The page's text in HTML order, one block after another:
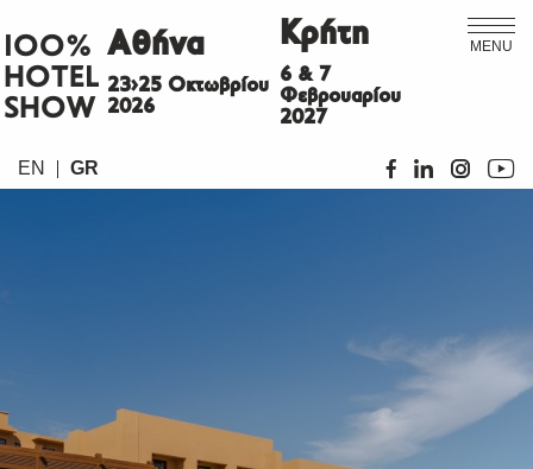
MENU
ΙΟΟ%
HOTEL
SHOW
Αθήνα
23>25 Οκτωβρίου
2026
Κρήτη
6 & 7
Φεβρουαρίου
2027
EN GR